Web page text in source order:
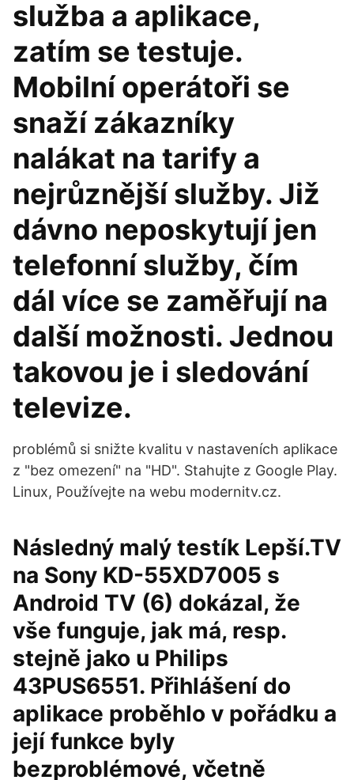
služba a aplikace,
zatím se testuje.
Mobilní operátoři se
snaží zákazníky
nalákat na tarify a
nejrůznější služby. Již
dávno neposkytují jen
telefonní služby, čím
dál více se zaměřují na
další možnosti. Jednou
takovou je i sledování
televize.
problémů si snižte kvalitu v nastaveních aplikace
z "bez omezení" na "HD". Stahujte z Google Play.
Linux, Používejte na webu modernitv.cz.
Následný malý testík Lepší.TV
na Sony KD-55XD7005 s
Android TV (6) dokázal, že
vše funguje, jak má, resp.
stejně jako u Philips
43PUS6551. Přihlášení do
aplikace proběhlo v pořádku a
její funkce byly
bezproblémové, včetně